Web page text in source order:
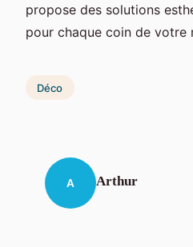
propose des solutions
pour chaque coin de votre
Déco
A Arthur